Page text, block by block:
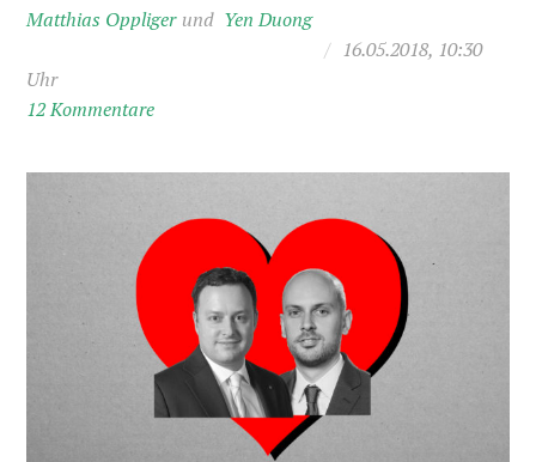
Matthias Oppliger
Yen Duong
/ 16.05.2018, 10:30
Uhr
12 Kommentare